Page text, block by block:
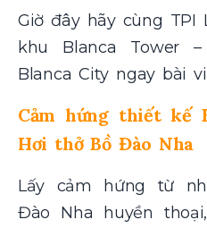
Giờ đây hãy cùng TPI
khu Blanca Tower
Blanca City ngay bài
Cảm hứng thiết kế
Hơi thở Bồ Đào Nha
Lấy cảm hứng từ
Đào Nha huyền